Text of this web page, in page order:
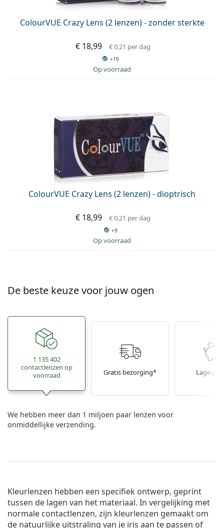
ColourVUE Crazy Lens (2 lenzen) - zonder sterkte
€ 18,99 € 0,21 per dag
+19
op voorraad
ColourVUE Crazy Lens (2 lenzen) - dioptrisch
€ 18,99 € 0,21 per dag
+9
op voorraad
De beste keuze voor jouw ogen
1 135 402
contactlenzen op
voorraad
Gratis bezorging* Lage
We hebben meer dan 1 miljoen paar lenzen voor
onmiddellijke verzending.
Kleurlenzen hebben een specifiek ontwerp, geprint
tussen de lagen van het materiaal. In vergelijking met
normale contactlenzen, zijn kleurlenzen gemaakt om
de natuurlijke uitstraling van je iris aan te passen of